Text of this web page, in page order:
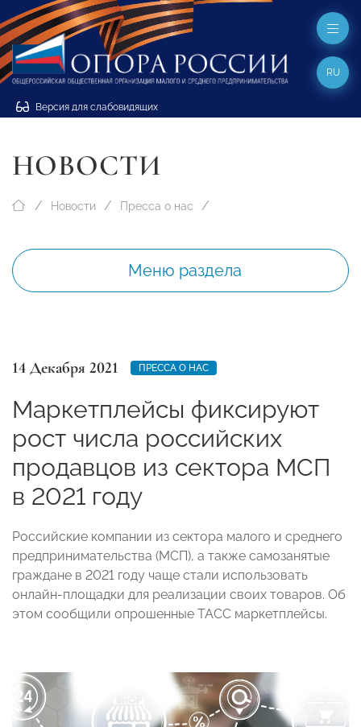
Версия для слабовидящих
RU
НОВОСТИ
Новости Пресса о нас
Меню раздела
14 Декабря 2021 ПРЕССА О НАС
Маркетплейсы фиксируют
рост числа российских
продавцов из сектора МСП
в 2021 году
Российские компании из сектора малого и среднего
предпринимательства (МСП), а также самозанятые
граждане в 2021 году чаще стали использовать
онлайн-площадки для реализации своих товаров. Об
этом сообщили опрошенные ТАСС маркетплейсы.